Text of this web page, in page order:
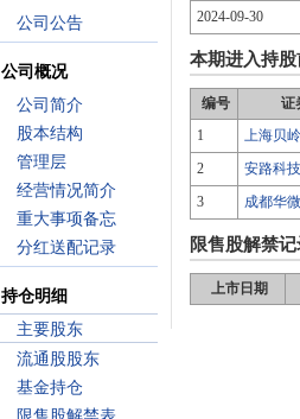
公司公告
公司概况
公司简介
股本结构
管理层
经营情况简介
重大事项备忘
分红送配记录
持仓明细
主要股东
流通股股东
基金持仓
2024-09-30
本期进入持股
编号 证
1
上海贝岭
2 安路科技
3 成都华微
限售股解禁记
上市日期